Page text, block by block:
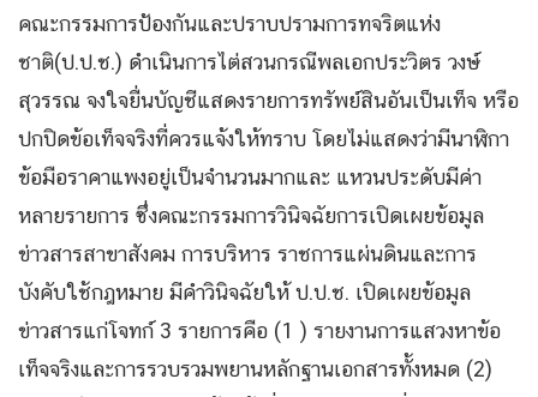
คณะกรรมการป้องกันและปราบปรามการทจริตแห่ง
ชาติ(ป.ป.ช.) ดำเนินการไต่สวนกรณีพลเอกประวิตร วงษ์
สุวรรณ จงใจยื่นบัญชีแสดงรายการทรัพย์สินอันเป็นเท็จ หรือ
ปกปิดข้อเท็จจริงที่ควรแจ้งให้ทราบ โดยไม่แสดงว่ามีนาฬิกา
ข้อมือราคาแพงอยู่เป็นจำนวนมากและ แหวนประดับมีค่า
หลายรายการ ซึ่งคณะกรรมการวินิจฉัยการเปิดเผยข้อมูล
ข่าวสารสาขาสังคม การบริหาร ราชการแผ่นดินและการ
บังคับใช้กฎหมาย มีคำวินิจฉัยให้ ป.ป.ช. เปิดเผยข้อมูล
ข่าวสารแก่โจทก์ 3 รายการคือ (1 ) รายงานการแสวงหาข้อ
เท็จจริงและการรวบรวมพยานหลักฐานเอกสารทั้งหมด (2)